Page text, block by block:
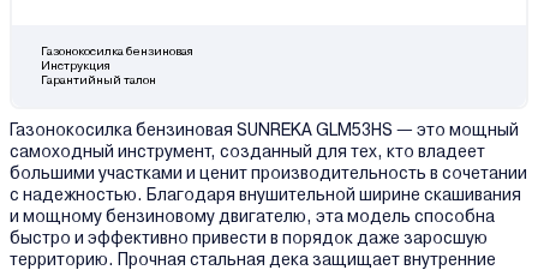
Газонокосилка бензиновая
Инструкция
Гарантийный талон
Газонокосилка бензиновая SUNREKA GLM53HS — это мощный
самоходный инструмент, созданный для тех, кто владеет
большими участками и ценит производительность в сочетании
с надежностью. Благодаря внушительной ширине скашивания
и мощному бензиновому двигателю, эта модель способна
быстро и эффективно привести в порядок даже заросшую
территорию. Прочная стальная дека защищает внутренние